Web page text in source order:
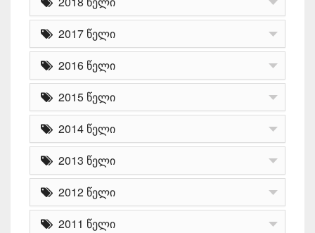
2017 წელი
2016 წელი
2015 წელი
2014 წელი
2013 წელი
2012 წელი
2011 წელი